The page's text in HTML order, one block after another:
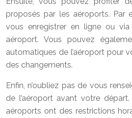
proposés par les aéroports. Par
vous enregistrer en ligne ou via
aéroport. Vous pouvez
automatiques de l’aéroport pour
des changements.
Enfin, n’oubliez pas de vous
de l’aéroport avant votre
aéroports ont des restrictions